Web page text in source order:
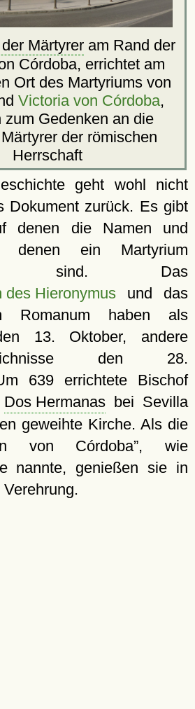
Märtyrer am Rand der
Córdoba, errichtet am
Ort des Martyriums von
Victoria von Córdoba,
zum Gedenken an die
der römischen
Herrschaft
geht wohl nicht
Dokument zurück. Es gibt
denen die Namen und
denen ein Martyrium
sind. Das
des Hieronymusund das
Romanum haben als
13. Oktober, andere
den 28.
639 errichtete Bischof
Dos Hermanas bei Sevilla
geweihte Kirche. Als die
von Córdoba , wie
nannte, genießen sie in